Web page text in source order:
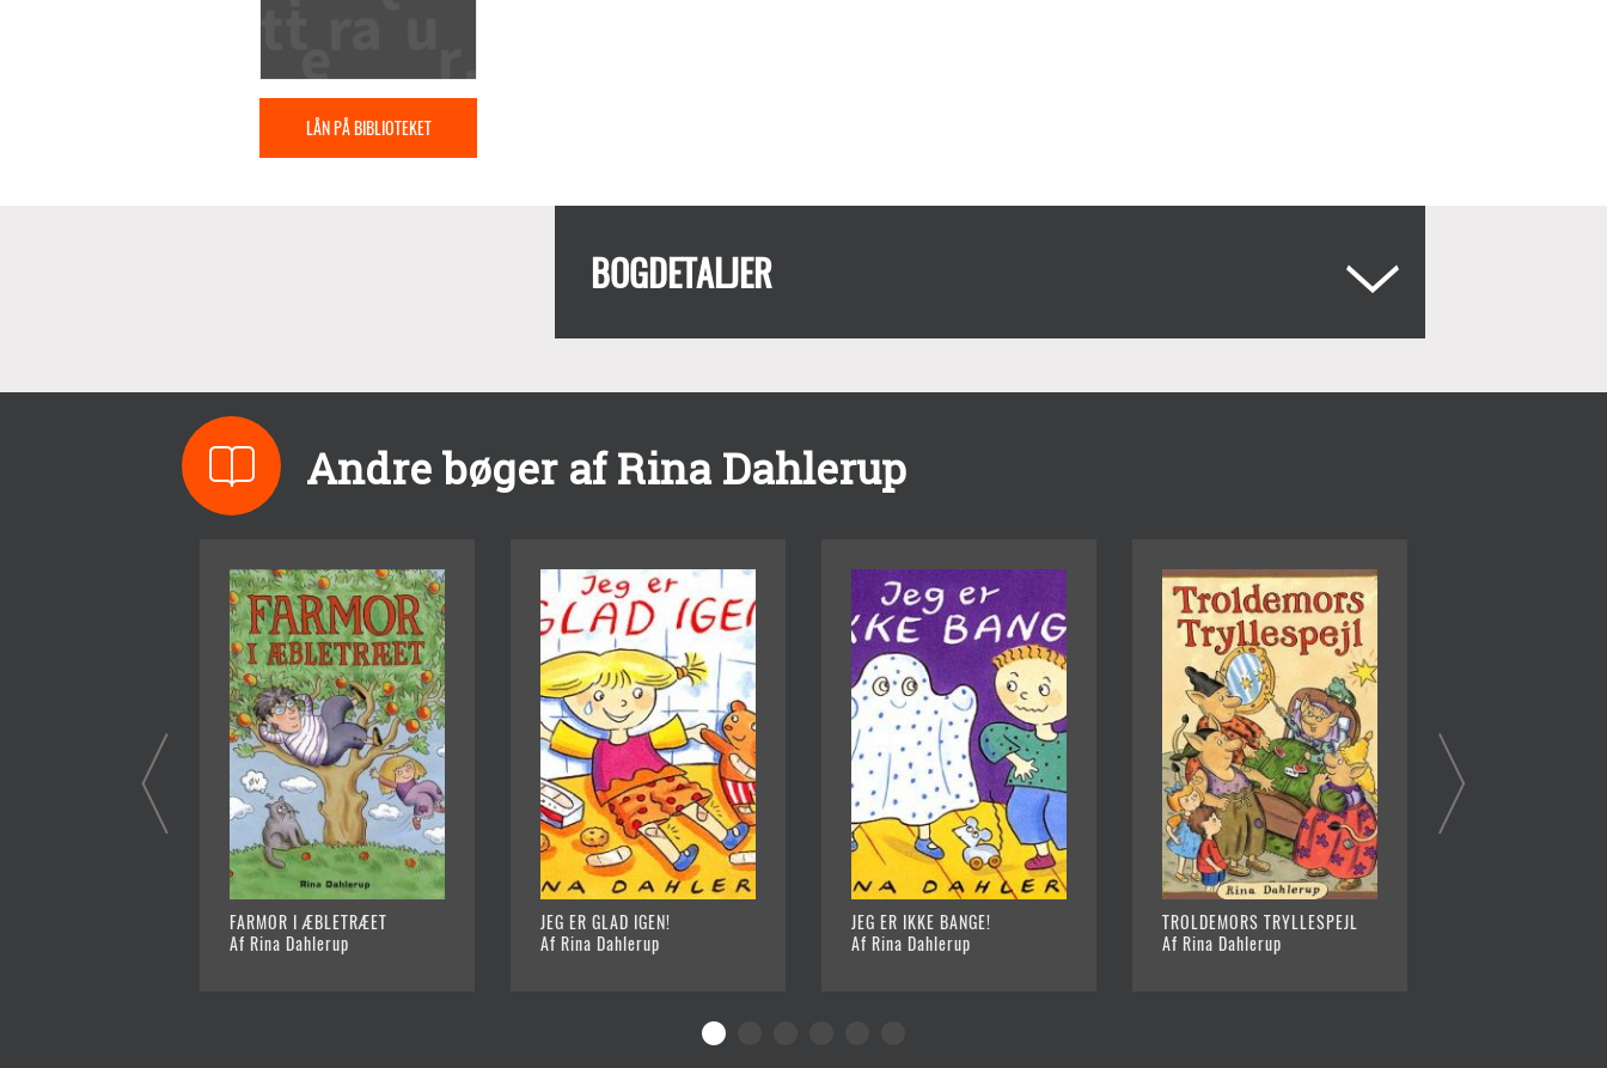
LÅN PÅ BIBLIOTEKET
BOGDETALJER
Andre bøger af Rina Dahlerup
FARMOR I ÆBLETRÆET
Af Rina Dahlerup
JEG ER GLAD IGEN!
Af Rina Dahlerup
JEG ER IKKE BANGE!
Af Rina Dahlerup
TROLDEMORS TRYLLESPEJL
Af Rina Dahlerup